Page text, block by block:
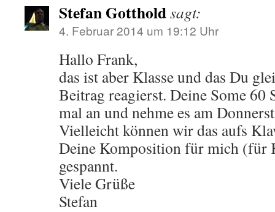
Stefan Gottholdsagt:
4. Februar 2014 um 19:12 Uhr
Hallo Frank,
das ist aber Klasse und das Du
Beitrag reagierst. Deine Some 60
mal an und nehme es am
Vielleicht können wir das aufs
Deine Komposition für mich (für
gespannt.
Viele Grüße
Stefan